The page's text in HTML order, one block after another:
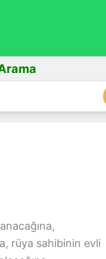
rüya sahibinin evli